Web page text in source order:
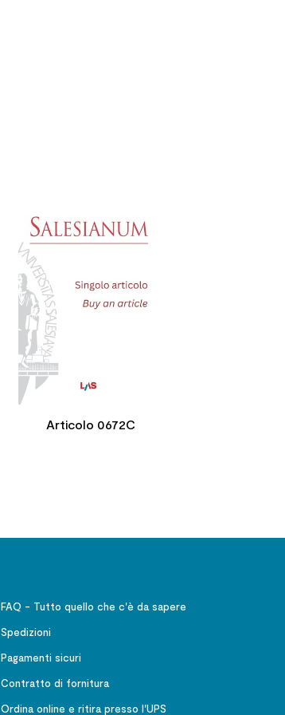
Articolo 0672C
FAQ - Tutto quello che c'è da sapere
Spedizioni
Pagamenti sicuri
Contratto di fornitura
Ordina online e ritira presso l'UPS